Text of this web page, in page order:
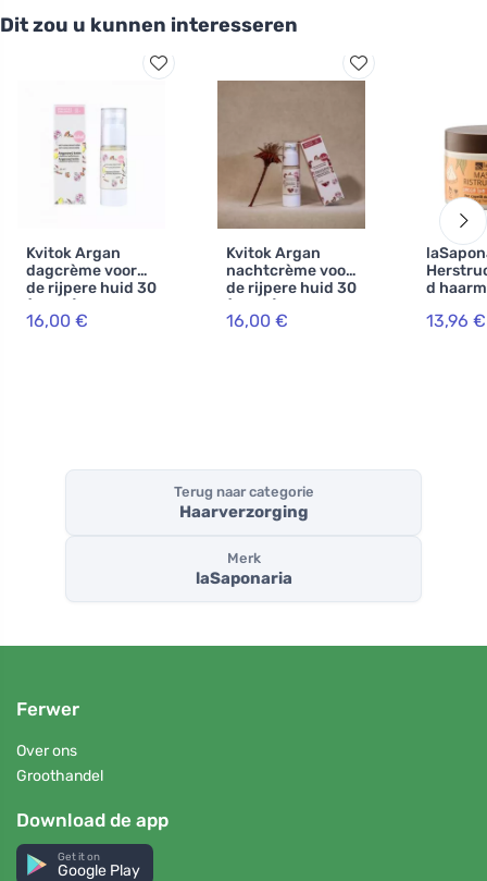
Dit zou u kunnen interesseren
Kvitok Argan
dagcrème voor
de rijpere huid 30
(30 ml) - met
hyaluronzuur
16,00 €
Kvitok Argan
nachtcrème voor
de rijpere huid 30
(30 ml) -
vertraagt
16,00 €
d
13,96 €
Terug naar categorie
Haarverzorging
Merk
laSaponaria
Ferwer
Over ons
Groothandel
Download de app
Get it on
Google Play